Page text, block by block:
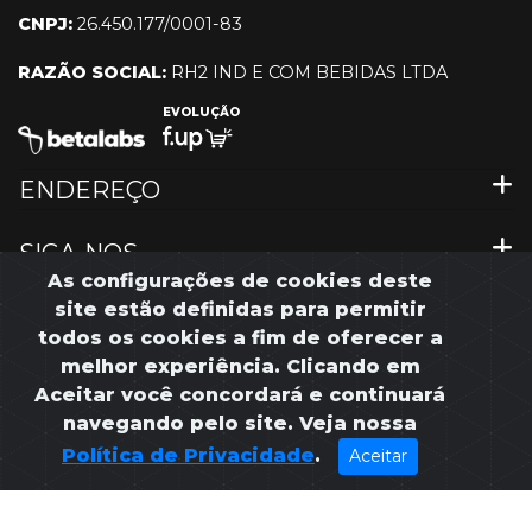
CNPJ: 26.450.177/0001-83
RAZÃO SOCIAL: RH2 IND E COM BEBIDAS LTDA
EVOLUÇÃO
ENDEREÇO
SIGA-NOS
MENU RÁPIDO
©2023 Croma Beer Co. Todos os direitos reservados
As configurações de cookies deste
site estão definidas para permitir
todos os cookies a fim de oferecer a
melhor experiência. Clicando em
Aceitar você concordará e continuará
navegando pelo site. Veja nossa
Política de Privacidade. Aceitar